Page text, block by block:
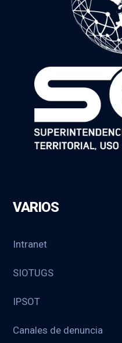
VARIOS
Intranet
SIOTUGS
IPSOT
Canales de denuncia